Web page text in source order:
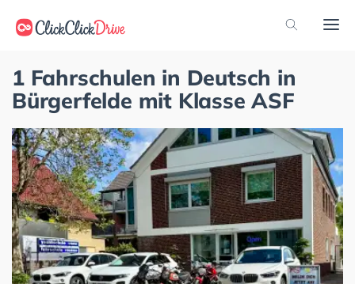
1 Fahrschulen in Deutsch in
Bürgerfelde mit Klasse ASF